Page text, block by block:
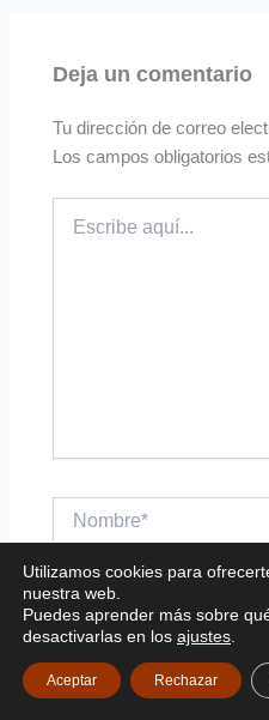
Deja un comentario
Tu dirección de correo
Los campos obligatorios
aquí...
Correo
electrónico*
Web
Utilizamos cookies para
nuestra web.
Puedes aprender más sobre
desactivarlas en los ajustes
Aceptar Rechazar